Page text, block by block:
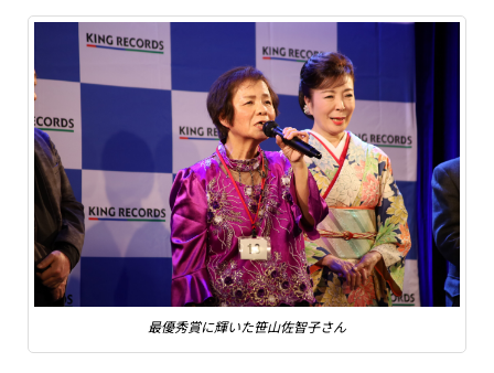
最優秀賞に輝いた笹山佐智子さん